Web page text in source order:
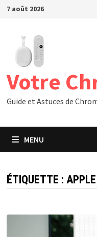
Passer
contenu
7 août 2026
Votre
Guide et Astuces de
MENU
ÉTIQUETTE :